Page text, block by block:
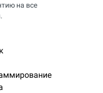
на все